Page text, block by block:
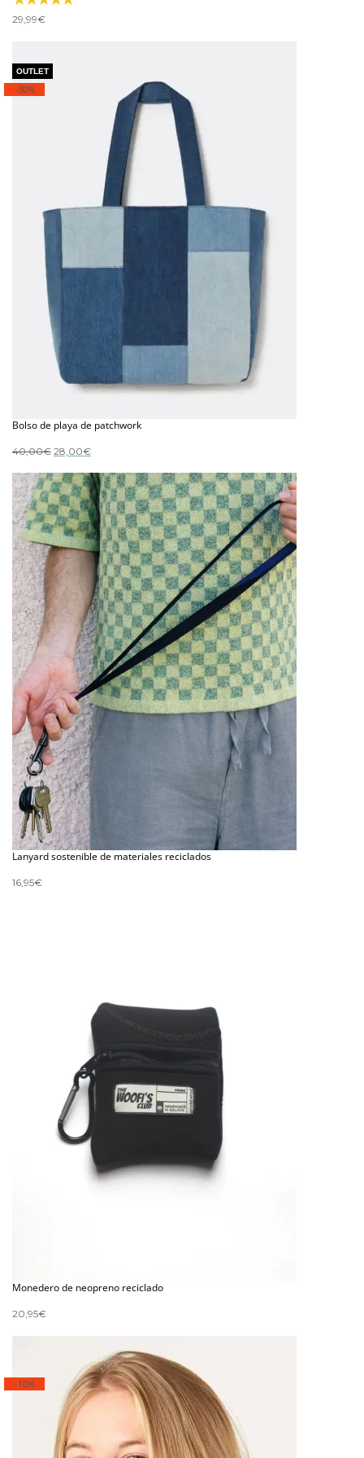
29,99€
-30%
Bolso de playa de patchwork
40,00€ El
original
era:
40,00€.
28,00€El
actual
es:
28,00€.
Lanyard sostenible de materiales reciclados
16,95€
Monedero de neopreno reciclado
20,95€
-10%